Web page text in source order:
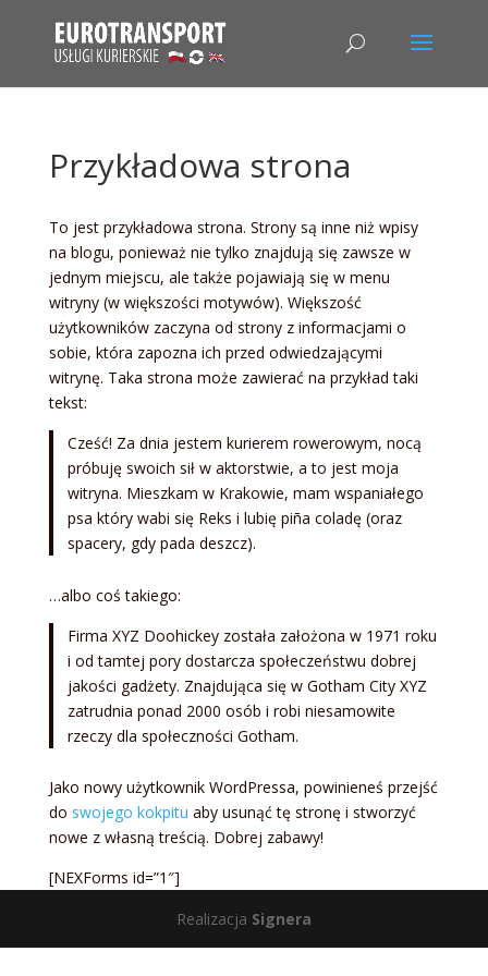
Przykładowa strona
To jest przykładowa strona. Strony są inne niż wpisy
na blogu, ponieważ nie tylko znajdują się zawsze w
jednym miejscu, ale także pojawiają się w menu
witryny (w większości motywów). Większość
użytkowników zaczyna od strony z informacjami o
sobie, która zapozna ich przed odwiedzającymi
witrynę. Taka strona może zawierać na przykład taki
tekst:
Cześć! Za dnia jestem kurierem rowerowym, nocą
próbuję swoich sił w aktorstwie, a to jest moja
witryna. Mieszkam w Krakowie, mam wspaniałego
psa który wabi się Reks i lubię piña coladę (oraz
spacery, gdy pada deszcz).
…albo coś takiego:
Firma XYZ Doohickey została założona w 1971 roku
i od tamtej pory dostarcza społeczeństwu dobrej
jakości gadżety. Znajdująca się w Gotham City XYZ
zatrudnia ponad 2000 osób i robi niesamowite
rzeczy dla społeczności Gotham.
Jako nowy użytkownik WordPressa, powinieneś przejść
do swojego kokpitu aby usunąć tę stronę i stworzyć
nowe z własną treścią. Dobrej zabawy!
[NEXForms id=”1″]
Realizacja Signera